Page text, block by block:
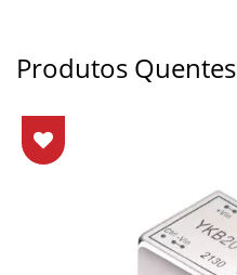
Produtos Quentes